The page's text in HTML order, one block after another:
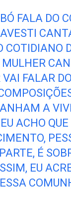
FALA DO
COTIDIANO
FALAR
A
ACHO
É
EU